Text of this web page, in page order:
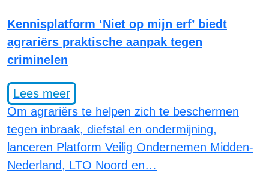
Kennisplatform ‘Niet op mijn erf’ biedt
agrariërs praktische aanpak tegen
criminelen
Lees meer
Om agrariërs te helpen zich te beschermen
tegen inbraak, diefstal en ondermijning,
lanceren Platform Veilig Ondernemen Midden-
Nederland, LTO Noord en…